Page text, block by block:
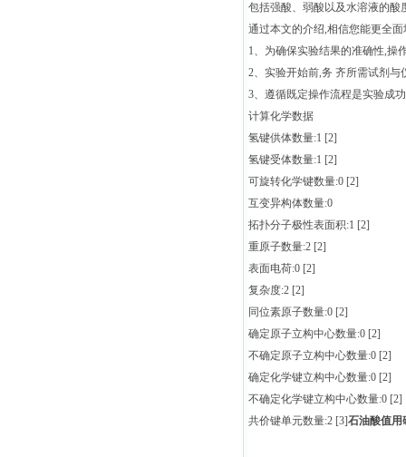
包括强酸、弱酸以及水溶液的酸
通过本文的介绍,相信您能更全
1、为确保实验结果的准确性,操
2、实验开始前,务 齐所需试剂
3、遵循既定操作流程是实验成
计算化学数
氢键供体数量:1 [2]
氢键受体数量:1 [2]
可旋转化学键数量:0 [2]
互变异构体数量:0
拓扑分子极性表面积:1 [2]
重原子数量:2 [2]
表面电荷:0 [2]
复杂度:2 [2]
同位素原子数量:0 [2]
确定原子立构中心数量:0 [2]
不确定原子立构中心数量:0 [2]
确定化学键立构中心数量:0 [2]
不确定化学键立构中心数量:0 [2]
共价键单元数量:2 [3]石油酸值用